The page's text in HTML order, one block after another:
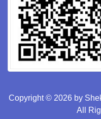
Copyright © 2026 by
All